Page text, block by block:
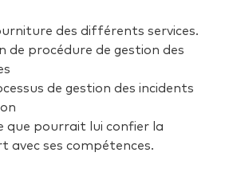
des différents services.
de procédure de gestion des
de gestion des incidents
que pourrait lui confier la
avec ses compétences.